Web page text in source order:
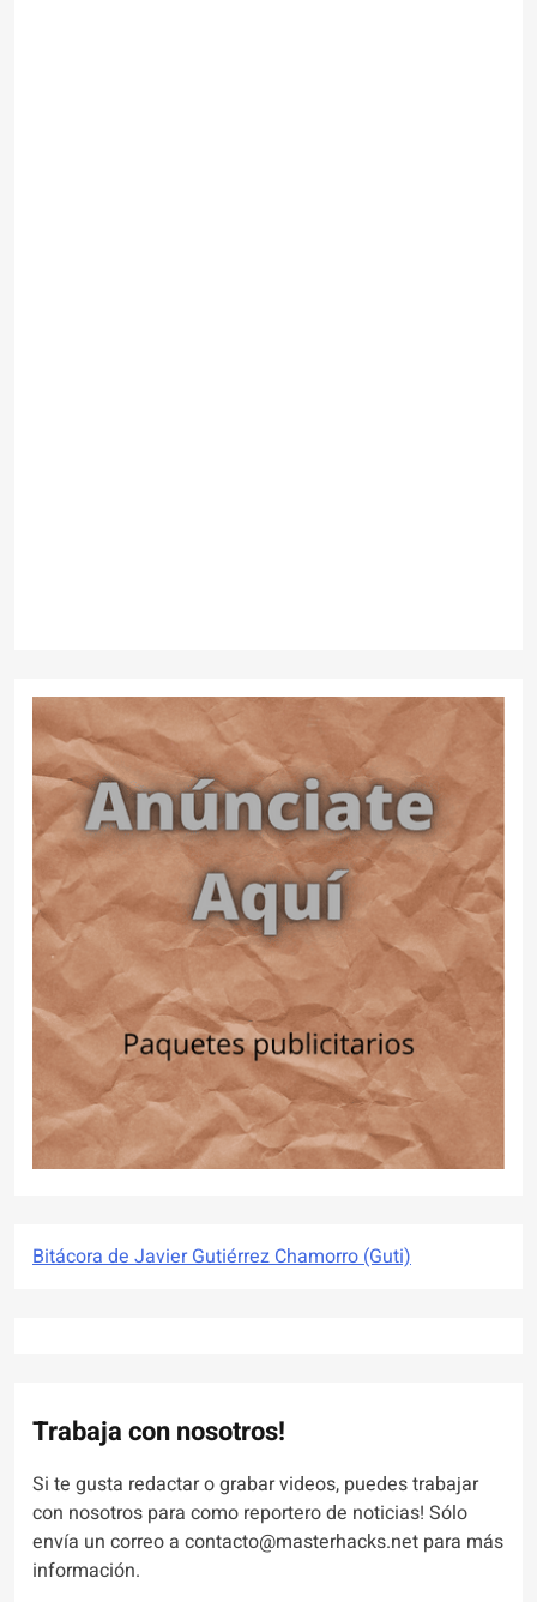
Bitácora de Javier Gutiérrez Chamorro (Guti)
Trabaja con nosotros!
Si te gusta redactar o grabar videos, puedes trabajar
con nosotros para como reportero de noticias! Sólo
envía un correo a contacto@masterhacks.net para más
información.